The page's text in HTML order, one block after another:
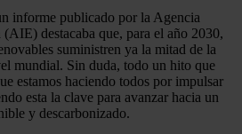
informe publicado por la Agencia
destacaba que, para el año 2030,
suministren ya la mitad de la
mundial. Sin duda, todo un hito que
estamos haciendo todos por impulsar
esta la clave para avanzar hacia un
y descarbonizado.